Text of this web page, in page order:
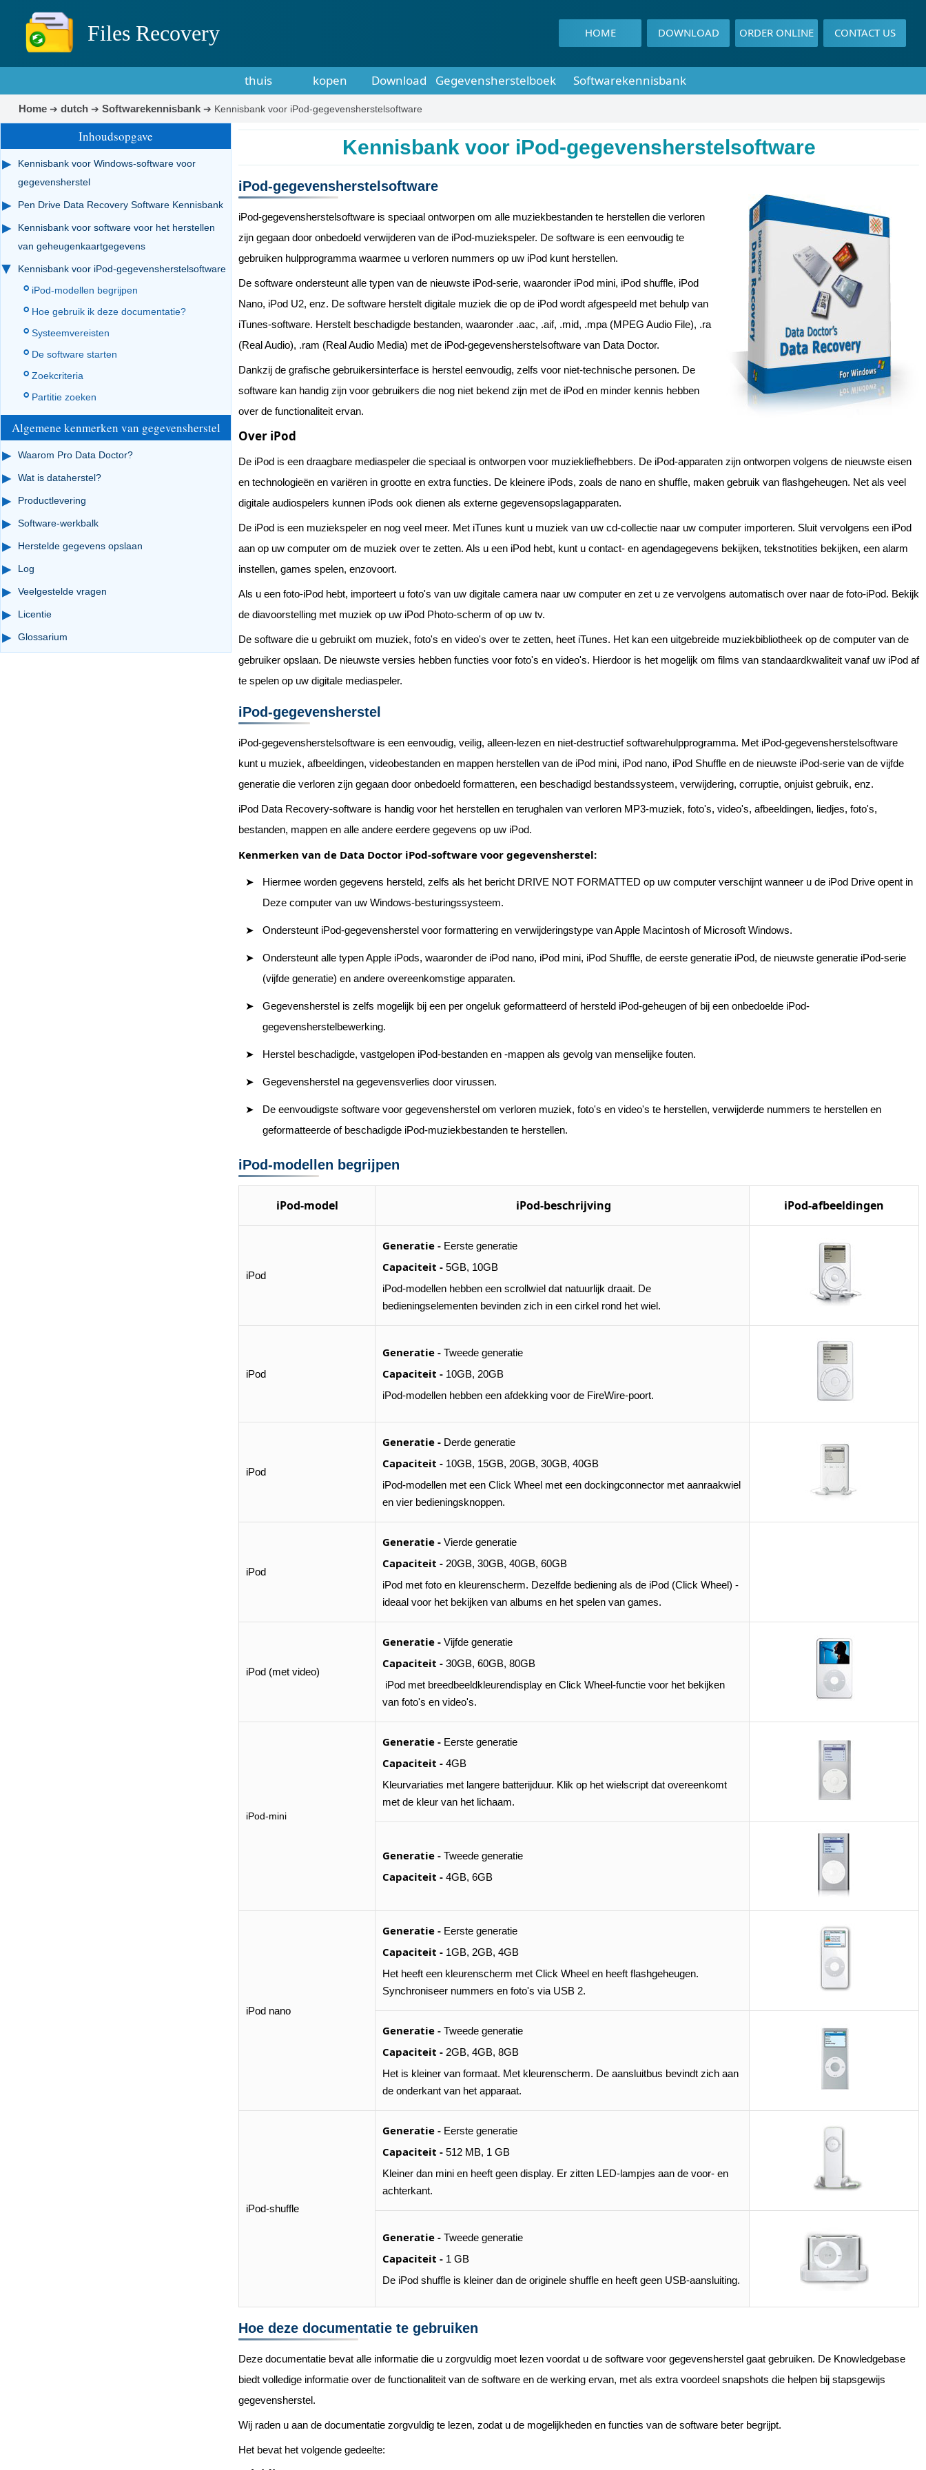
Files Recovery HOME DOWNLOAD ORDER ONLINE CONTACT US
thuis kopen Download Gegevensherstelboek Softwarekennisbank
Home➔ dutch➔ Softwarekennisbank➔ Kennisbank voor iPod-gegevensherstelsoftware
Inhoudsopgave
Kennisbank voor Windows-software voor
gegevensherstel
Pen Drive Data Recovery Software Kennisbank
Kennisbank voor software voor het herstellen
van geheugenkaartgegevens
Kennisbank voor iPod-gegevensherstelsoftware
iPod-modellen begrijpen
Hoe gebruik ik deze documentatie?
Systeemvereisten
De software starten
Zoekcriteria
Partitie zoeken
Algemene kenmerken van gegevensherstel
Waarom Pro Data Doctor?
Wat is dataherstel?
Productlevering
Software-werkbalk
Herstelde gegevens opslaan
Log
Veelgestelde vragen
Licentie
Glossarium
Kennisbank voor iPod-gegevensherstelsoftware
iPod-gegevensherstelsoftware
iPod-gegevensherstelsoftware is speciaal ontworpen om alle muziekbestanden te herstellen die verloren
zijn gegaan door onbedoeld verwijderen van de iPod-muziekspeler. De software is een eenvoudig te
gebruiken hulpprogramma waarmee u verloren nummers op uw iPod kunt herstellen.
De software ondersteunt alle typen van de nieuwste iPod-serie, waaronder iPod mini, iPod shuffle, iPod
Nano, iPod U2, enz. De software herstelt digitale muziek die op de iPod wordt afgespeeld met behulp van
iTunes-software. Herstelt beschadigde bestanden, waaronder .aac, .aif, .mid, .mpa (MPEG Audio File), .ra
(Real Audio), .ram (Real Audio Media) met de iPod-gegevensherstelsoftware van Data Doctor.
Dankzij de grafische gebruikersinterface is herstel eenvoudig, zelfs voor niet-technische personen. De
software kan handig zijn voor gebruikers die nog niet bekend zijn met de iPod en minder kennis hebben
over de functionaliteit ervan.
Over iPod
De iPod is een draagbare mediaspeler die speciaal is ontworpen voor muziekliefhebbers. De iPod-apparaten zijn ontworpen volgens de nieuwste eisen
en technologieën en variëren in grootte en extra functies. De kleinere iPods, zoals de nano en shuffle, maken gebruik van flashgeheugen. Net als veel
digitale audiospelers kunnen iPods ook dienen als externe gegevensopslagapparaten.
De iPod is een muziekspeler en nog veel meer. Met iTunes kunt u muziek van uw cd-collectie naar uw computer importeren. Sluit vervolgens een iPod
aan op uw computer om de muziek over te zetten. Als u een iPod hebt, kunt u contact- en agendagegevens bekijken, tekstnotities bekijken, een alarm
instellen, games spelen, enzovoort.
Als u een foto-iPod hebt, importeert u foto's van uw digitale camera naar uw computer en zet u ze vervolgens automatisch over naar de foto-iPod. Bekijk
de diavoorstelling met muziek op uw iPod Photo-scherm of op uw tv.
De software die u gebruikt om muziek, foto's en video's over te zetten, heet iTunes. Het kan een uitgebreide muziekbibliotheek op de computer van de
gebruiker opslaan. De nieuwste versies hebben functies voor foto's en video's. Hierdoor is het mogelijk om films van standaardkwaliteit vanaf uw iPod af
te spelen op uw digitale mediaspeler.
iPod-gegevensherstel
iPod-gegevensherstelsoftware is een eenvoudig, veilig, alleen-lezen en niet-destructief softwarehulpprogramma. Met iPod-gegevensherstelsoftware
kunt u muziek, afbeeldingen, videobestanden en mappen herstellen van de iPod mini, iPod nano, iPod Shuffle en de nieuwste iPod-serie van de vijfde
generatie die verloren zijn gegaan door onbedoeld formatteren, een beschadigd bestandssysteem, verwijdering, corruptie, onjuist gebruik, enz.
iPod Data Recovery-software is handig voor het herstellen en terughalen van verloren MP3-muziek, foto's, video's, afbeeldingen, liedjes, foto's,
bestanden, mappen en alle andere eerdere gegevens op uw iPod.
Kenmerken van de Data Doctor iPod-software voor gegevensherstel:
Hiermee worden gegevens hersteld, zelfs als het bericht DRIVE NOT FORMATTED op uw computer verschijnt wanneer u de iPod Drive opent in
Deze computer van uw Windows-besturingssysteem.
Ondersteunt iPod-gegevensherstel voor formattering en verwijderingstype van Apple Macintosh of Microsoft Windows.
Ondersteunt alle typen Apple iPods, waaronder de iPod nano, iPod mini, iPod Shuffle, de eerste generatie iPod, de nieuwste generatie iPod-serie
(vijfde generatie) en andere overeenkomstige apparaten.
Gegevensherstel is zelfs mogelijk bij een per ongeluk geformatteerd of hersteld iPod-geheugen of bij een onbedoelde iPod-
gegevensherstelbewerking.
Herstel beschadigde, vastgelopen iPod-bestanden en -mappen als gevolg van menselijke fouten.
Gegevensherstel na gegevensverlies door virussen.
De eenvoudigste software voor gegevensherstel om verloren muziek, foto's en video's te herstellen, verwijderde nummers te herstellen en
geformatteerde of beschadigde iPod-muziekbestanden te herstellen.
iPod-modellen begrijpen
iPod-model iPod-beschrijving iPod-afbeeldingen
iPod
Generatie - Eerste generatie
Capaciteit - 5GB, 10GB
iPod-modellen hebben een scrollwiel dat natuurlijk draait. De
bedieningselementen bevinden zich in een cirkel rond het wiel.
iPod
Generatie - Tweede generatie
Capaciteit - 10GB, 20GB
iPod-modellen hebben een afdekking voor de FireWire-poort.
iPod
Generatie - Derde generatie
Capaciteit - 10GB, 15GB, 20GB, 30GB, 40GB
iPod-modellen met een Click Wheel met een dockingconnector met aanraakwiel
en vier bedieningsknoppen.
iPod
Generatie - Vierde generatie
Capaciteit - 20GB, 30GB, 40GB, 60GB
iPod met foto en kleurenscherm. Dezelfde bediening als de iPod (Click Wheel) -
ideaal voor het bekijken van albums en het spelen van games.
iPod (met video)
Generatie - Vijfde generatie
Capaciteit - 30GB, 60GB, 80GB
iPod met breedbeeldkleurendisplay en Click Wheel-functie voor het bekijken
van foto's en video's.
iPod-mini
Generatie - Eerste generatie
Capaciteit - 4GB
Kleurvariaties met langere batterijduur. Klik op het wielscript dat overeenkomt
met de kleur van het lichaam.
Generatie - Tweede generatie
Capaciteit - 4GB, 6GB
iPod nano
Generatie - Eerste generatie
Capaciteit - 1GB, 2GB, 4GB
Het heeft een kleurenscherm met Click Wheel en heeft flashgeheugen.
Synchroniseer nummers en foto's via USB 2.
Generatie - Tweede generatie
Capaciteit - 2GB, 4GB, 8GB
Het is kleiner van formaat. Met kleurenscherm. De aansluitbus bevindt zich aan
de onderkant van het apparaat.
iPod-shuffle
Generatie - Eerste generatie
Capaciteit - 512 MB, 1 GB
Kleiner dan mini en heeft geen display. Er zitten LED-lampjes aan de voor- en
achterkant.
Generatie - Tweede generatie
Capaciteit - 1 GB
De iPod shuffle is kleiner dan de originele shuffle en heeft geen USB-aansluiting.
Hoe deze documentatie te gebruiken
Deze documentatie bevat alle informatie die u zorgvuldig moet lezen voordat u de software voor gegevensherstel gaat gebruiken. De Knowledgebase
biedt volledige informatie over de functionaliteit van de software en de werking ervan, met als extra voordeel snapshots die helpen bij stapsgewijs
gegevensherstel.
Wij raden u aan de documentatie zorgvuldig te lezen, zodat u de mogelijkheden en functies van de software beter begrijpt.
Het bevat het volgende gedeelte: